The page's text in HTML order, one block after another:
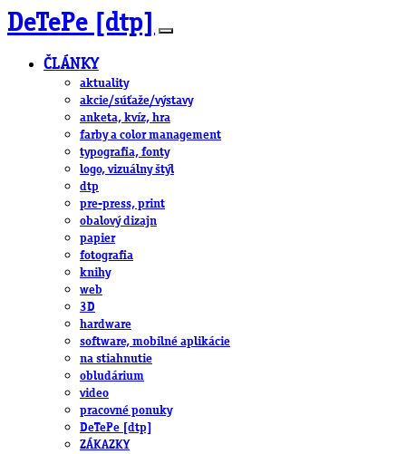
DeTePe [dtp]
ČLÁNKY
aktuality
akcie/súťaže/výstavy
anketa, kvíz, hra
farby a color management
typografia, fonty
logo, vizuálny štýl
dtp
pre-press, print
obalový dizajn
papier
fotografia
knihy
web
3D
hardware
software, mobilné aplikácie
na stiahnutie
obludárium
video
pracovné ponuky
DeTePe [dtp]
ZÁKAZKY